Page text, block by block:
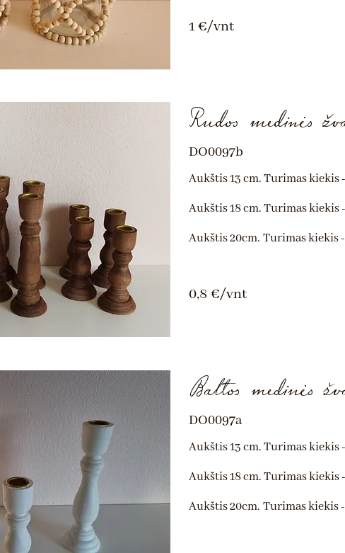
1 €/vnt
Rudos medinės
DO0097b
Aukštis 13 cm. Turimas kiekis
Aukštis 18 cm. Turimas kiekis
Aukštis 20cm. Turimas kiekis
0,8 €/vnt
Baltos medinės
DO0097a
Aukštis 13 cm. Turimas kiekis
Aukštis 18 cm. Turimas kiekis
Aukštis 20cm. Turimas kiekis